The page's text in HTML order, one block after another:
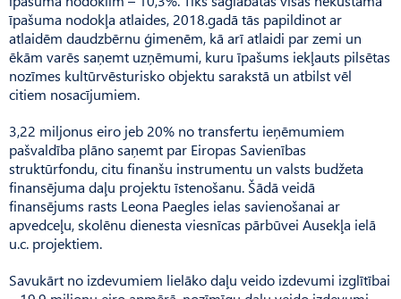
īpašuma nodokļa atlaides, 2018.gadā tās papildinot ar
atlaidēm daudzbērnu ģimenēm, kā arī atlaidi par zemi un
ēkām varēs saņemt uzņēmumi, kuru īpašums iekļauts pilsētas
nozīmes kultūrvēsturisko objektu sarakstā un atbilst vēl
citiem nosacījumiem.
3,22 miljonus eiro jeb 20% no transfertu ieņēmumiem
pašvaldība plāno saņemt par Eiropas Savienības
struktūrfondu, citu finanšu instrumentu un valsts budžeta
finansējuma daļu projektu īstenošanu. Šādā veidā
finansējums rasts Leona Paegles ielas savienošanai ar
apvedceļu, skolēnu dienesta viesnīcas pārbūvei Ausekļa ielā
u.c. projektiem.
Savukārt no izdevumiem lielāko daļu veido izdevumi izglītībai